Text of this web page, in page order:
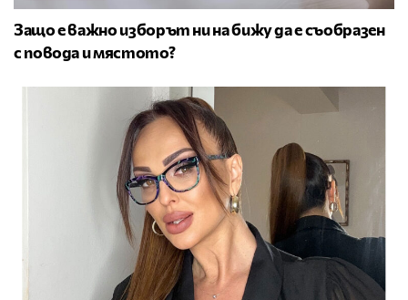
Защо е важно изборът ни на бижу да е съобразен
с повода и мястото?